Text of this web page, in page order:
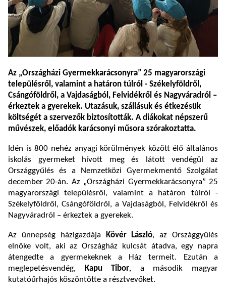
Az „Országházi Gyermekkarácsonyra” 25 magyarországi
településről, valamint a határon túlról - Székelyföldről,
Csángóföldről, a Vajdaságból, Felvidékről és Nagyváradról –
érkeztek a gyerekek. Utazásuk, szállásuk és étkezésük
költségét a szervezők biztosították. A diákokat népszerű
művészek, előadók karácsonyi műsora szórakoztatta.
Idén is 800 nehéz anyagi körülmények között élő általános
iskolás gyermeket hívott meg és látott vendégül az
Országgyűlés és a Nemzetközi Gyermekmentő Szolgálat
december 20-án. Az „Országházi Gyermekkarácsonyra” 25
magyarországi településről, valamint a határon túlról -
Székelyföldről, Csángóföldről, a Vajdaságból, Felvidékről és
Nagyváradról – érkeztek a gyerekek.
Az ünnepség házigazdája Kövér László, az Országgyűlés
elnöke volt, aki az Országház kulcsát átadva, egy napra
átengedte a gyermekeknek a Ház termeit. Ezután a
meglepetésvendég,
Kapu Tibor, a második magyar
kutatóűrhajós köszöntötte a résztvevőket.